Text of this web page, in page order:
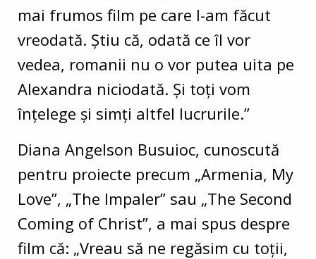
mai frumos film pe care l-am făcut
vreodată. Știu că, odată ce îl vor
vedea, romanii nu o vor putea uita pe
Alexandra niciodată. Și toți vom
înțelege și simți altfel lucrurile.”
Diana Angelson Busuioc, cunoscută
pentru proiecte precum „Armenia, My
Love”, „The Impaler” sau „The Second
Coming of Christ”, a mai spus despre
film că: „Vreau să ne regăsim cu toții,